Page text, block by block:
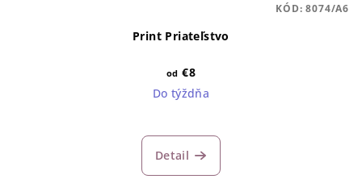
Print Priateľstvo
od €8
Do týždňa
Detail
KÓD:8074/A6